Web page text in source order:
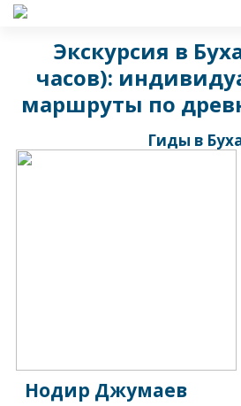
Экскурсия в
часов):
маршруты по
Гиды в
Нодир Джумаев